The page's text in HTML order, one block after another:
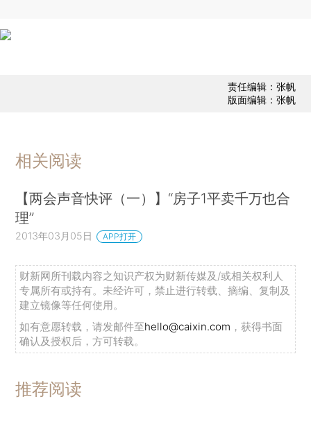
责任编辑：张帆
版面编辑：张帆
相关阅读
【两会声音快评（一）】“房子1平卖千万也合
理”
2013年03月05日 APP打开
财新网所刊载内容之知识产权为财新传媒及/或相关权利人
专属所有或持有。未经许可，禁止进行转载、摘编、复制及
建立镜像等任何使用。
如有意愿转载，请发邮件至hello@caixin.com ，获得书面
确认及授权后，方可转载。
推荐阅读